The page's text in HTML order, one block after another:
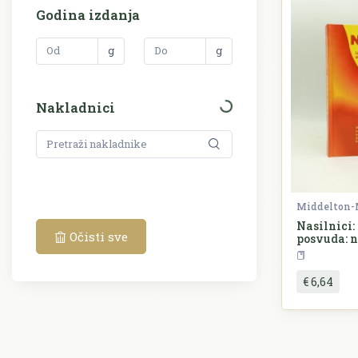
Godina izdanja
g g
Nakladnici
Očisti sve
Nasilnici:
posvuda:
igralištu, u
radnom
za
€ 6,64